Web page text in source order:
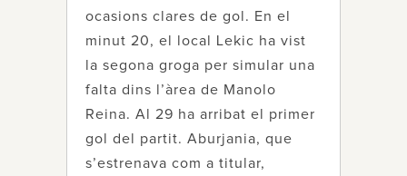
ocasions clares de gol. En el
minut 20, el local Lekic ha vist
la segona groga per simular una
falta dins l’àrea de Manolo
Reina. Al 29 ha arribat el primer
gol del partit. Aburjania, que
s’estrenava com a titular,